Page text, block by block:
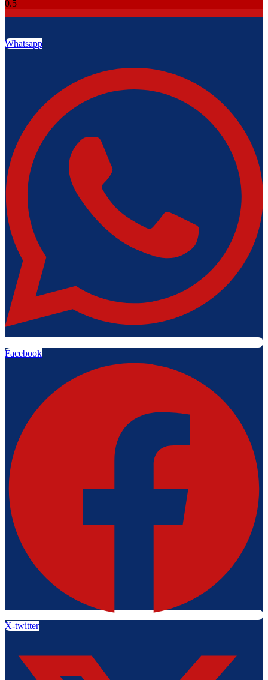
Whatsapp
Facebook
X-twitter